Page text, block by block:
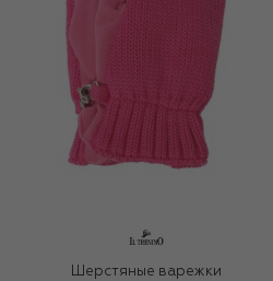
Шерстяные варежки